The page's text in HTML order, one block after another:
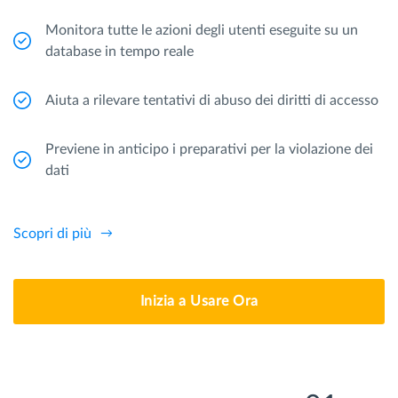
Monitora tutte le azioni degli utenti eseguite su un
database in tempo reale
Aiuta a rilevare tentativi di abuso dei diritti di accesso
Previene in anticipo i preparativi per la violazione dei
dati
Scopri di più
Inizia a Usare Ora